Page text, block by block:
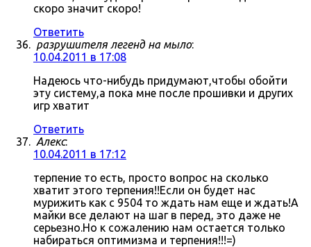
скоро значит скоро!
Ответить
разрушителя легенд на мыло:
10.04.2011 в 17:08
Надеюсь что-нибудь придумают,чтобы обойти
эту систему,а пока мне после прошивки и других
игр хватит
Ответить
Алекс:
10.04.2011 в 17:12
терпение то есть, просто вопрос на сколько
хватит этого терпения!!Если он будет нас
мурижить как с 9504 то ждать нам еще и ждать!А
майки все делают на шаг в перед, это даже не
серьезно.Но к сожалению нам остается только
набираться оптимизма и терпения!!!=)